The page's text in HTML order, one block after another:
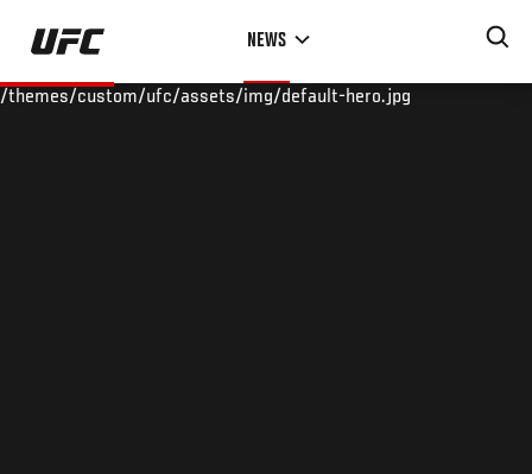
Skip
main
NEWS
/themes/custom/ufc/assets/img/default-hero.jpg